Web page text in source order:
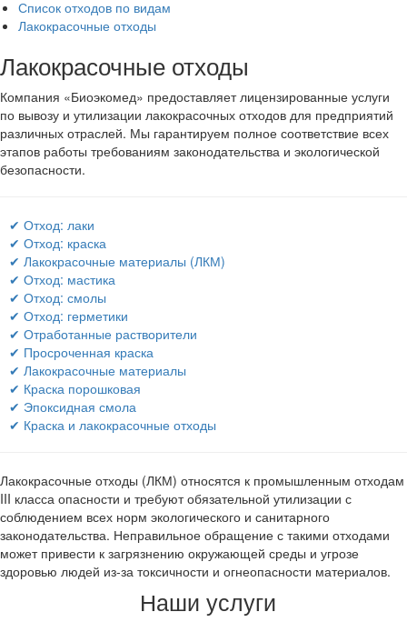
Список отходов по видам
Лакокрасочные отходы
Лакокрасочные отходы
Компания «Биоэкомед» предоставляет лицензированные услуги
по вывозу и утилизации лакокрасочных отходов для предприятий
различных отраслей. Мы гарантируем полное соответствие всех
этапов работы требованиям законодательства и экологической
безопасности.
✔ Отход: лаки
✔ Отход: краска
✔ Лакокрасочные материалы (ЛКМ)
✔ Отход: мастика
✔ Отход: смолы
✔ Отход: герметики
✔ Отработанные растворители
✔ Просроченная краска
✔ Лакокрасочные материалы
✔ Краска порошковая
✔ Эпоксидная смола
✔ Краска и лакокрасочные отходы
Лакокрасочные отходы (ЛКМ) относятся к промышленным отходам
III класса опасности и требуют обязательной утилизации с
соблюдением всех норм экологического и санитарного
законодательства. Неправильное обращение с такими отходами
может привести к загрязнению окружающей среды и угрозе
здоровью людей из-за токсичности и огнеопасности материалов.
Наши услуги